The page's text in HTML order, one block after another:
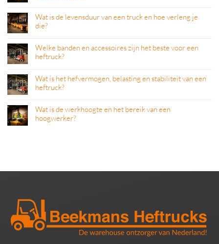
Wat is de levensduur van een truck en hoe verleng je
die?
Welke banden en accessoires zijn het beste voor een
heftruck?
Wat is het hefvermogen, belasting en stabiliteit van een
heftruck?
Wat is de werkhoogte en het bereik van een
hoogwerker?